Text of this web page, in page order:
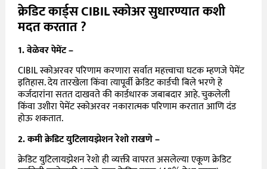
क्रेडिट कार्ड्स CIBIL स्कोअर सुधारण्यात कशी
मदत करतात ?
1. वेळेवर पेमेंट –
CIBIL स्कोअरवर परिणाम करणारा सर्वात महत्त्वाचा घटक म्हणजे पेमेंट
इतिहास. देय तारखेला किंवा त्यापूर्वी क्रेडिट कार्डची बिले भरणे हे
कर्जदारांना सतत दाखवते की कार्डधारक जबाबदार आहे. चुकलेली
किंवा उशीरा पेमेंट स्कोअरवर नकारात्मक परिणाम करतात आणि दंड
होऊ शकतात.
2. कमी क्रेडिट युटिलायझेशन रेशो राखणे –
क्रेडिट युटिलायझेशन रेशो ही व्यक्ती वापरत असलेल्या एकूण क्रेडिट